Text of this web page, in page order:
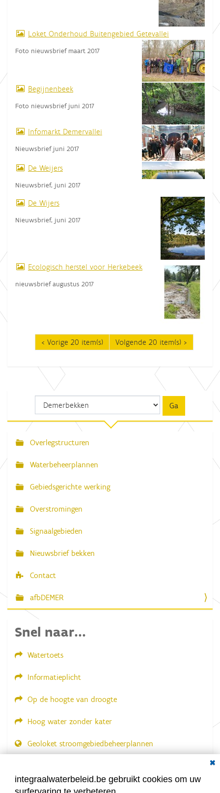
Loket Onderhoud Buitengebied Getevallei
Foto nieuwsbrief maart 2017
Begijnenbeek
Foto nieuwsbrief juni 2017
Infomarkt Demervallei
Nieuwsbrief juni 2017
De Weijers
Nieuwsbrief, juni 2017
De Wijers
Nieuwsbrief, juni 2017
Ecologisch herstel voor Herkebeek
nieuwsbrief augustus 2017
Vorige 20 item(s) Volgende 20 item(s)
N
a
i
g
t
Overlegstructuren
Waterbeheerplannen
Gebiedsgerichte werking
Overstromingen
Signaalgebieden
Nieuwsbrief bekken
Contact
afbDEMER
Snel naar...
Watertoets
Informatieplicht
Op de hoogte van droogte
Hoog water zonder kater
Geoloket stroomgebiedbeheerplannen
LOGIN VEREIST
integraalwaterbeleid.be gebruikt cookies om uw